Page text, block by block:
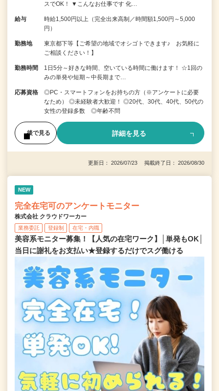
スでOK！ ▼こんなお仕事です 化…
給与
時給1,500円以上（完全出来高制／時間額1,500円～5,000
円）
勤務地
東京都下等【ご希望の地域でオシゴトできます♪ お気軽に
ご相談ください！】
勤務時間
1日5分～好きな時間、空いている時間に働けます！ ☆1回の
みの単発や短期～中長期まで…
応募資格
◎PC・スマートフォンをお持ちの方（※アンケートに必要
なため） ◎未経験者大歓迎！ ◎20代、30代、40代、50代の
女性の登録多数 ◎年齢不問
後で見る 詳細を見る
更新日： 2026/07/23 掲載終了日： 2026/08/30
NEW
完全在宅可のアンケートモニター
株式会社 クラウドワーカー
業務委託 登録制 在宅・内職
美容系モニター募集！【人気の在宅ワーク】│単発もOK│
当日に謝礼をお支払い★登録するだけでスグ働ける